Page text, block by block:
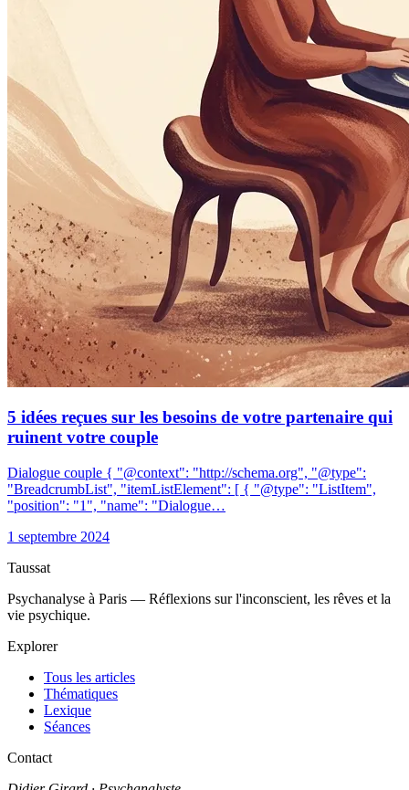
5 idées reçues sur les besoins de votre partenaire qui
ruinent votre couple
Dialogue couple { "@context": "http://schema.org", "@type":
"BreadcrumbList", "itemListElement": [ { "@type": "ListItem",
"position": "1", "name": "Dialogue…
1 septembre 2024
Taussat
Psychanalyse à Paris — Réflexions sur l'inconscient, les rêves et la
vie psychique.
Explorer
Tous les articles
Thématiques
Lexique
Séances
Contact